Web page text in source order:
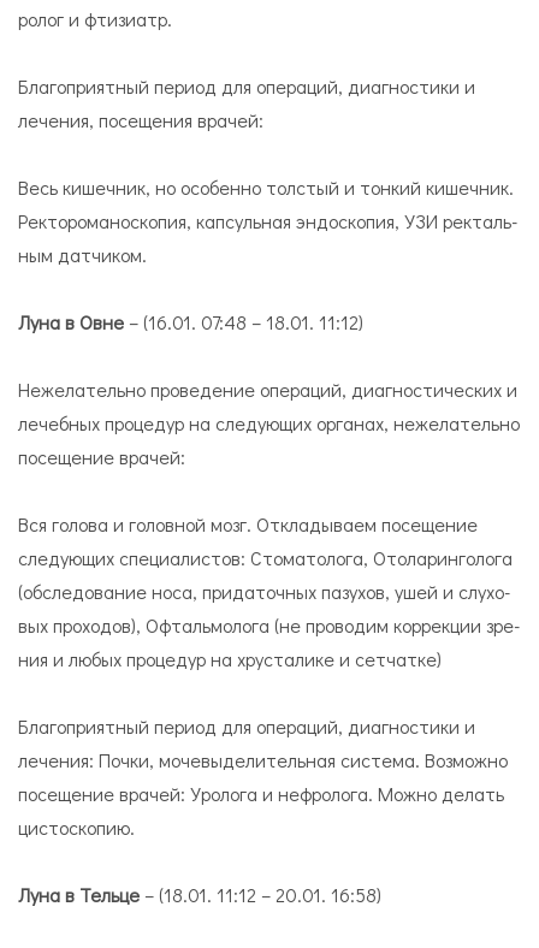
ро­лог и фти­зи­атр.
Благоприятный период для операций, диагностики и
лечения, посещения врачей:
Весь ки­шеч­ник, но осо­бен­но тол­стый и тон­кий ки­шеч­ник.
Рек­то­ро­ма­но­ско­пия, кап­суль­ная эн­до­ско­пия, УЗИ рек­таль­
ным дат­чи­ком.
Луна в Овне – (16.01. 07:48 – 18.01. 11:12)
Нежелательно проведение операций, диагностических и
лечебных процедур на следующих органах, нежелательно
посещение врачей:
Вся го­ло­ва и головной мозг. Откладываем посещение
следующих специалистов: Сто­ма­то­ло­га, Ото­ла­рин­го­лога
(обследование носа, при­да­точ­ных па­зу­хов, ушей и слу­хо­
вых про­хо­дов), Оф­таль­мо­лога (не проводим кор­рек­ции зре­
ния и любых процедур на хру­ста­ли­ке и сет­чат­ке)
Благоприятный период для операций, диагностики и
лечения: Поч­ки, мо­че­вы­де­ли­тель­ная си­сте­ма. Возможно
посещение врачей: Уро­лога и неф­ро­лога. Можно делать
ци­сто­ско­пию.
Луна в Тельце – (18.01. 11:12 – 20.01. 16:58)